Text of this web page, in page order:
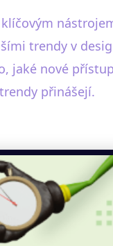
trendy v
jaké nové
přinášejí.